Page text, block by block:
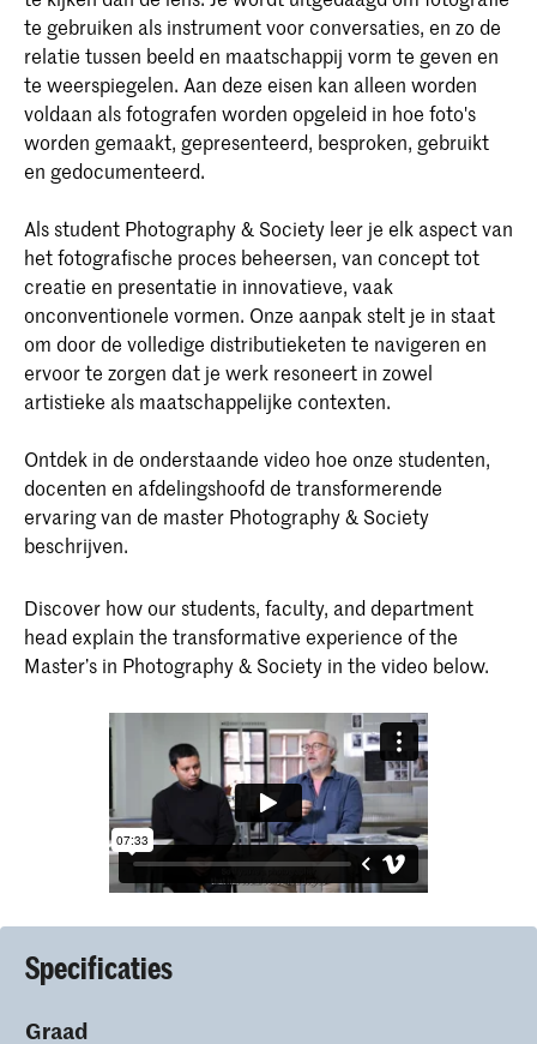
te gebruiken als instrument voor conversaties, en zo de
relatie tussen beeld en maatschappij vorm te geven en
te weerspiegelen. Aan deze eisen kan alleen worden
voldaan als fotografen worden opgeleid in hoe foto's
worden gemaakt, gepresenteerd, besproken, gebruikt
en gedocumenteerd.
Als student Photography & Society leer je elk aspect van
het fotografische proces beheersen, van concept tot
creatie en presentatie in innovatieve, vaak
onconventionele vormen. Onze aanpak stelt je in staat
om door de volledige distributieketen te navigeren en
ervoor te zorgen dat je werk resoneert in zowel
artistieke als maatschappelijke contexten.
Ontdek in de onderstaande video hoe onze studenten,
docenten en afdelingshoofd de transformerende
ervaring van de master Photography & Society
beschrijven.
Discover how our students, faculty, and department
head explain the transformative experience of the
Master’s in Photography & Society in the video below.
Specificaties
Graad